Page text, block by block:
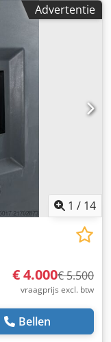
Advertentie
1 / 14
€ 4.000€ 5.500
vraagprijs excl. btw
Bellen